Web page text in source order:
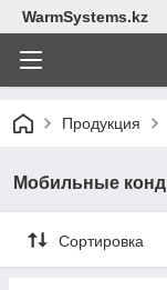
WarmSystems.kz
Продукция
Мобильные
Сортировка